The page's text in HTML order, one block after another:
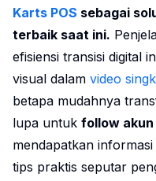
Karts POS sebagai
terbaik saat ini.
efisiensi transisi digital
visual dalam video
betapa mudahnya
lupa untuk follow
mendapatkan
tips praktis seputar